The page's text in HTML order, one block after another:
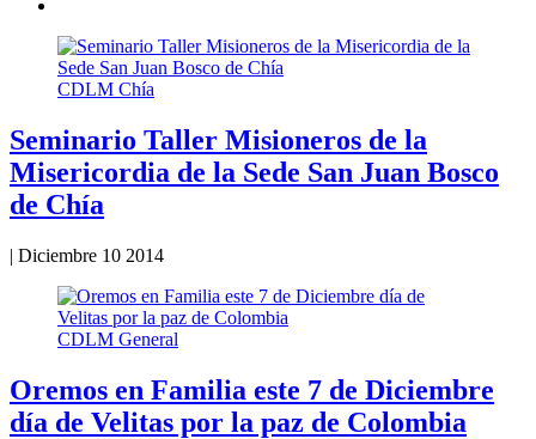
CDLM Chía
Seminario Taller Misioneros de la
Misericordia de la Sede San Juan Bosco
de Chía
| Diciembre 10 2014
CDLM General
Oremos en Familia este 7 de Diciembre
día de Velitas por la paz de Colombia